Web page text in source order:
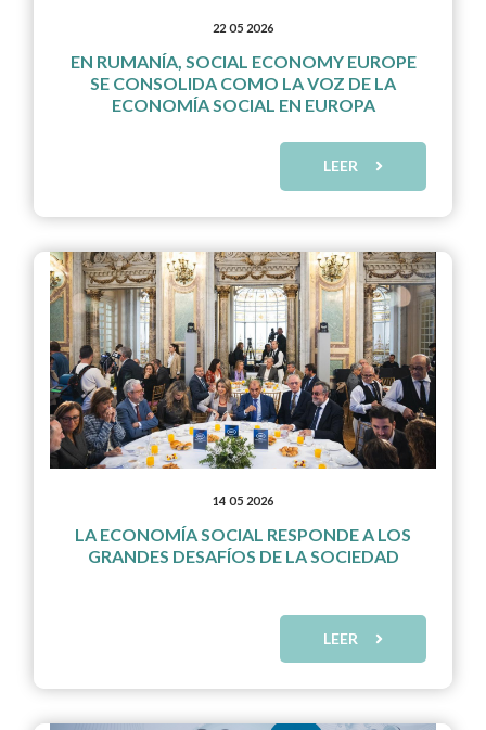
22 05 2026
EN RUMANÍA, SOCIAL ECONOMY EUROPE
SE CONSOLIDA COMO LA VOZ DE LA
ECONOMÍA SOCIAL EN EUROPA
LEER
14 05 2026
LA ECONOMÍA SOCIAL RESPONDE A LOS
GRANDES DESAFÍOS DE LA SOCIEDAD
LEER